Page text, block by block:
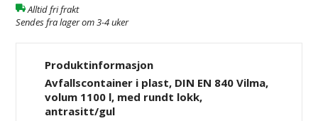
Alltid fri frakt
Sendes fra lager om 3-4 uker
Produktinformasjon
Avfallscontainer i plast, DIN EN 840 Vilma,
volum 1100 l, med rundt lokk,
antrasitt/gul